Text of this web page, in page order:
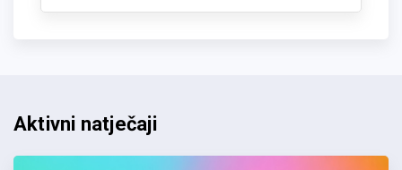
Aktivni natječaji